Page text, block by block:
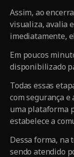
Assim, ao
visualiza, avalia
imediatamente,
Em poucos
disponibilizado
Todas essas
com segurança
uma plataforma
estabelece a
Dessa forma, na
sendo atendido